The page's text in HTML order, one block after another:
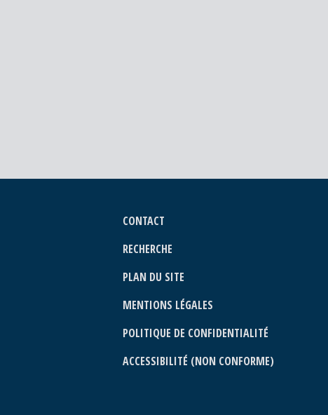
CONTACT
RECHERCHE
PLAN DU SITE
MENTIONS LÉGALES
POLITIQUE DE CONFIDENTIALITÉ
ACCESSIBILITÉ (NON CONFORME)